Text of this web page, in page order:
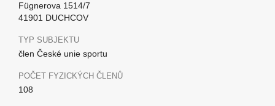
Fügnerova 1514/7
41901 DUCHCOV
TYP SUBJEKTU
člen České unie sportu
POČET FYZICKÝCH ČLENŮ
108